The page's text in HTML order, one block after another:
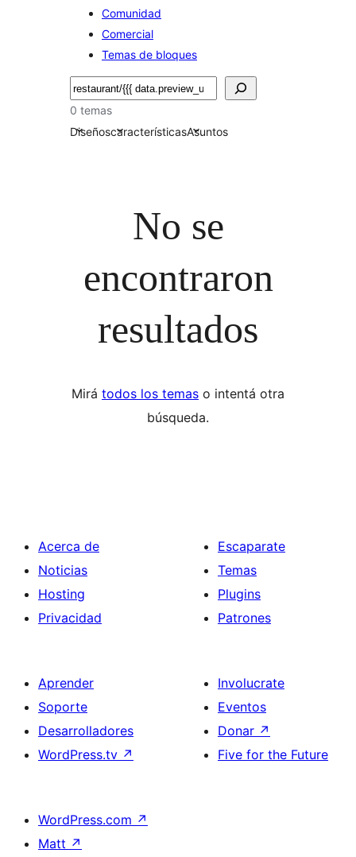
Comunidad
Comercial
Temas de bloques
Buscar
0 temas
DiseñoscaracterísticasAsuntos
No se
encontraron
resultados
Mirá todos los temas o intentá otra
búsqueda.
Acerca de
Noticias
Hosting
Privacidad
Escaparate
Temas
Plugins
Patrones
Aprender
Soporte
Desarrolladores
WordPress.tv ↗
Involucrate
Eventos
Donar ↗
Five for the Future
WordPress.com ↗
Matt ↗